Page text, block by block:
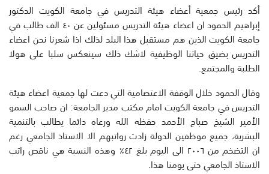
أكد رئيس جمعية أعضاء هيئة التدريس في جامعة الكويت الدكتور
إبراهيم الحمود ان اعضاء هيئة التدريس مسئولين عن ٤٠ الف طالب في
جامعة الكويت الذين هم مستقبل هذا البلد لذلك اذا شعرنا نحن اعضاء
التدريس بضيق حياتنا الوظيفية لاشك ذلك سينعكس سلبا على هولا
الطلبة والمجتمع.
وقال الحمود خلال الوقفة الاعتصامية التي دعت لها جمعية اعضاء هيئة
التدريس في جامعة الكويت امام مكتب مدير الجامعة: ان صاحب السمو
الأمير الشيخ صباح الأحمد حفظه الله ورعاه دائما يطالب بالتنمية
البشرية، جميع موظفين الدولة زادت رواتبهم الا الاستاذ الجامعي رغم
ان التضخم من ٢٠٠٦ الى اليوم بلغ ٤٢٪ وهذه النسبة هي ناقص راتب
الاستاذ الجامعي حتى يومنا هذا.